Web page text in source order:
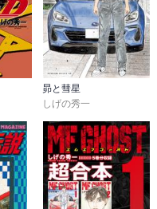
昴と彗星
しげの秀一